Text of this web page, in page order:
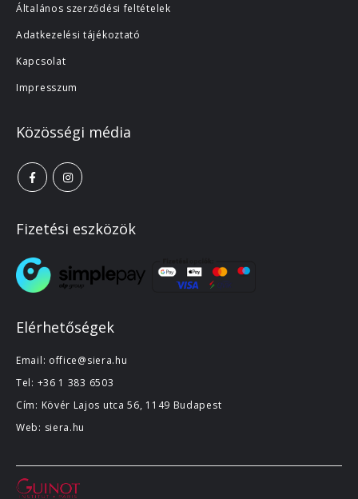
Általános szerződési feltételek
Adatkezelési tájékoztató
Kapcsolat
Impresszum
Közösségi média
Fizetési eszközök
Elérhetőségek
Email: office@siera.hu
Tel: +36 1 383 6503
Cím: Kövér Lajos utca 56, 1149 Budapest
Web: siera.hu